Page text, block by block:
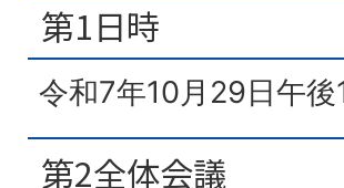
第1日時
令和7年10月29日午
第2全体会議